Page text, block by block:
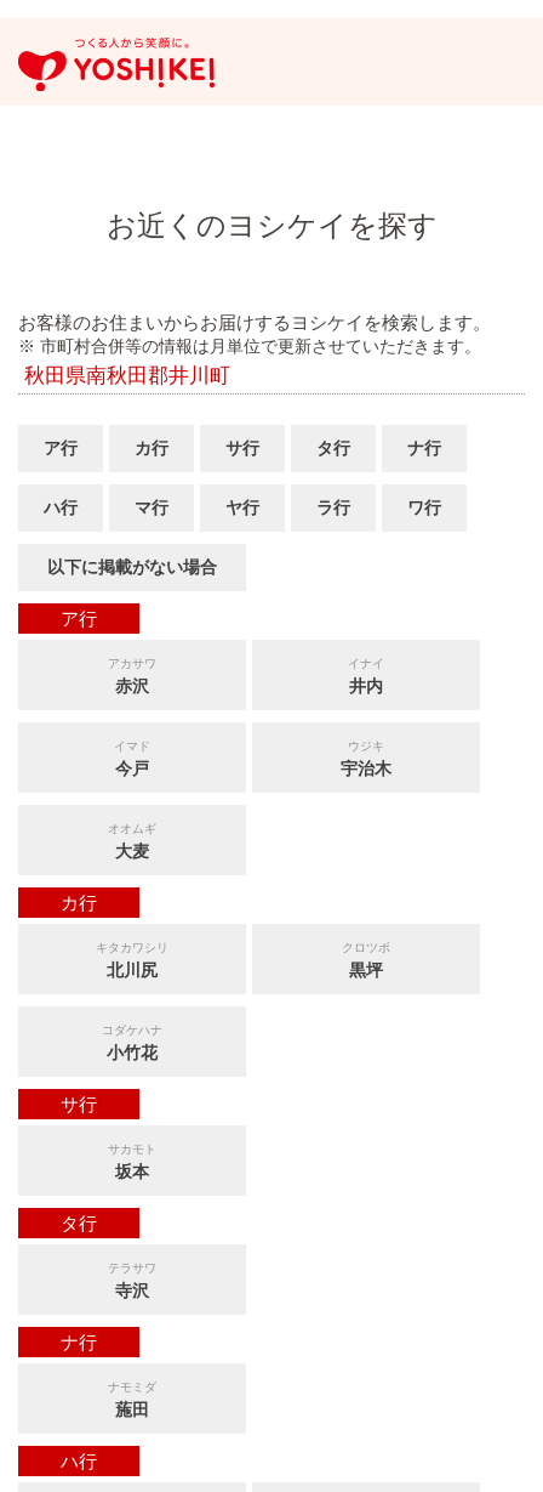
お近くのヨシケイを探す
お客様のお住まいからお届けするヨシケイを検索します。
※ 市町村合併等の情報は月単位で更新させていただきます。
秋田県南秋田郡井川町
ア行 カ行 サ行 タ行 ナ行
ハ行 マ行 ヤ行 ラ行 ワ行
以下に掲載がない場合
ア行
アカサワ
赤沢
イナイ
井内
イマド
今戸
ウジキ
宇治木
オオムギ
大麦
カ行
キタカワシリ
北川尻
クロツボ
黒坪
コダケハナ
小竹花
サ行
サカモト
坂本
タ行
テラサワ
寺沢
ナ行
ナモミダ
葹田
ハ行